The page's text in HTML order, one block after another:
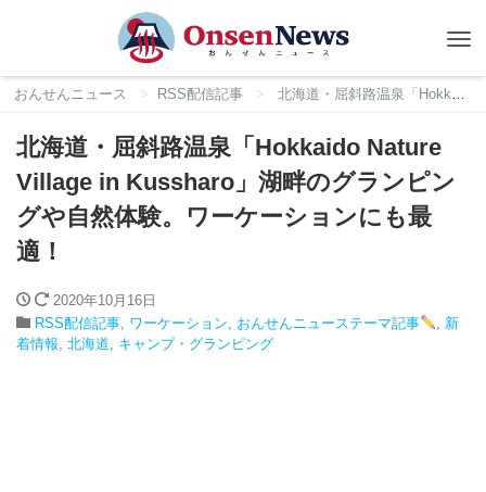
おんせんニュース RSS配信記事 北海道・屈斜路温泉「Hokkaido Nature Village in Kussharo」湖畔のグランピングや自然体験。ワーケーションにも最適！
北海道・屈斜路温泉「Hokkaido Nature
Village in Kussharo」湖畔のグランピン
グや自然体験。ワーケーションにも最
適！
2020年10月16日
RSS配信記事, ワーケーション, おんせんニューステーマ記事 , 新
着情報, 北海道, キャンプ・グランピング